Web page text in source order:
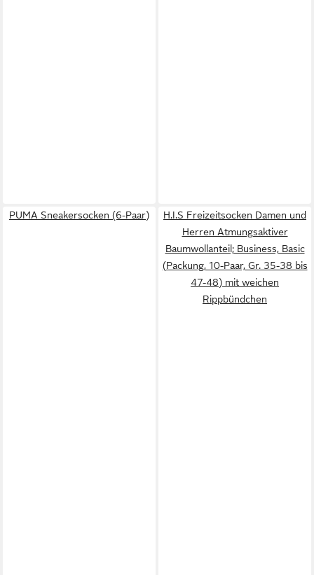
PUMA Sneakersocken (6-Paar)
H.I.S Freizeitsocken Damen und
Herren Atmungsaktiver
Baumwollanteil; Business, Basic
(Packung, 10-Paar, Gr. 35-38 bis
47-48) mit weichen
Rippbündchen